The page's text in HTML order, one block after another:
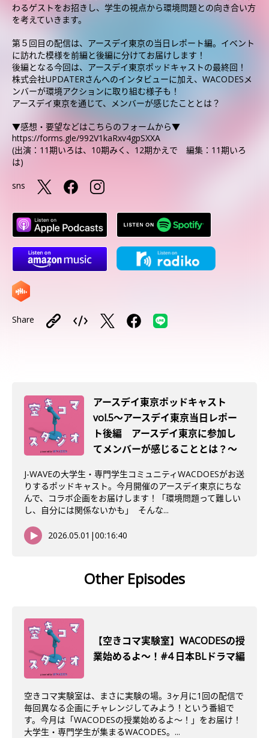
わるゲストをお招きし、学生の視点から環境問題との向き合い方
を考えていきます。
第５回目の配信は、アースデイ東京の当日レポート編。イベント
に訪れた模様を前編と後編に分けてお届けします！
後編となる今回は、アースデイ東京ポッドキャストの最終回！
株式会社UPDATERさんへのインタビューに加え、WACODESメ
ンバーが環境アクションに取り組む様子も！
アースデイ東京を通じて、メンバーが感じたこととは？
▼感想・要望などはこちらのフォームから▼
https://forms.gle/992V1kaRxv4gpSXXA
(出演：11期いろは、10期みく、12期かえで 編集：11期いろ
は)
sns
Share
アースデイ東京ポッドキャスト
vol.5〜アースデイ東京当日レポー
ト後編 アースデイ東京に参加し
てメンバーが感じることとは？〜
J-WAVEの大学生・専門学生コミュニティWACDOESがお送
りするポッドキャスト。今月開催のアースデイ東京にちな
んで、コラボ企画をお届けします！「環境問題って難しい
し、自分には関係ないかも」 そんな...
2026.05.01 |00:16:40
Other Episodes
【空きコマ実験室】WACODESの授
業始めるよ～！#4 日本BLドラマ編
空きコマ実験室は、まさに実験の場。3ヶ月に1回の配信で
毎回異なる企画にチャレンジしてみよう！という番組で
す。今月は「WACODESの授業始めるよ～！」をお届け！
大学生・専門学生が集まるWACODES。...